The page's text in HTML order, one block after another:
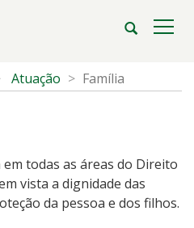
Abrir
Atuação Família
todas as áreas do Direito
vista a dignidade das
da pessoa e dos filhos.